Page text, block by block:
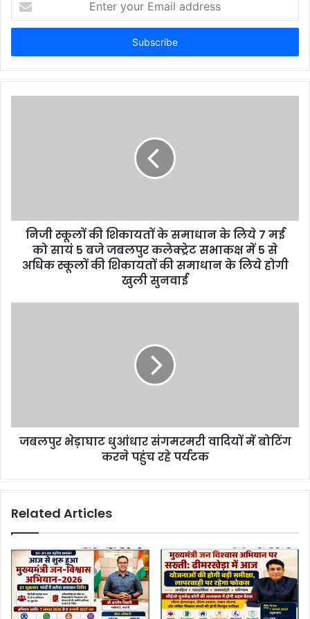
t
r
y
निजी स्‍कूलों की शिकायतों के समाधान के लिये 7 मई
को सायं 5 बजे जबलपुर कलेक्ट्रेट सभाकक्ष में 5 से
अधिक स्‍कूलों की शिकायतों की समाधान के लिये होगी
खुली सुनवाई
जबलपुर भेड़ाघाट धुआंधार संगमरमरी वादियों में बोटिंग
करने पहुंच रहे पर्यटक
Related Articles